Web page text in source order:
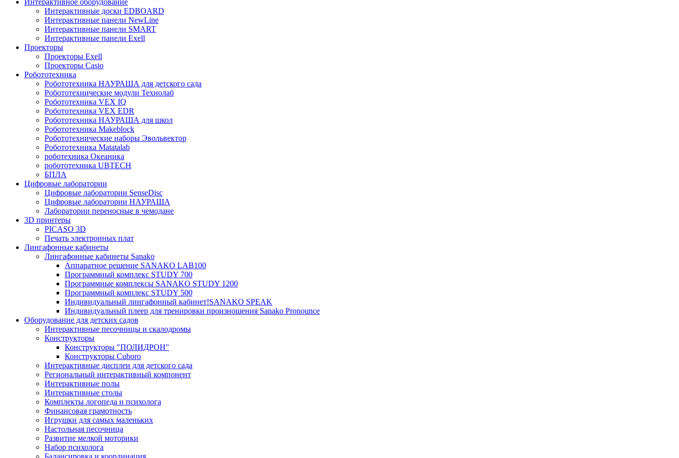
Интерактивное оборудование
Интерактивные доски EDBOARD
Интерактивные панели NewLine
Интерактивные панели SMART
Интерактивные панели Exell
Проекторы
Проекторы Exell
Проекторы Casio
Робототехника
Робототехника НАУРАША для детского сада
Робототехнические модули Технолаб
Робототехника VEX IQ
Робототехника VEX EDR
Робототехника НАУРАША для школ
Робототехника Makeblock
Робототехнические наборы Эвольвектор
Робототехника Matatalab
роботехника Океаника
робототехника UBTECH
БПЛА
Цифровые лаборатории
Цифровые лаборатории SenseDisc
Цифровые лаборатории НАУРАША
Лаборатории переносные в чемодане
3D принтеры
PICASO 3D
Печать электронных плат
Лингафонные кабинеты
Лингафонные кабинеты Sanako
Аппаратное решение SANAKO LAB100
Программный комплекс STUDY 700
Программные комплексы SANAKO STUDY 1200
Программный комплекс STUDY 500
Индивидуальный лингафонный кабинет!SANAKO SPEAK
Индивидуальный плеер для тренировки произношения Sanako Pronounce
Оборудование для детских садов
Интерактивные песочницы и скалодромы
Конструкторы
Конструкторы "ПОЛИДРОН"
Конструкторы Cuboro
Интерактивные дисплеи для детского сада
Региональный интерактивный компонент
Интерактивные полы
Интерактивные столы
Комплекты логопеда и психолога
Финансовая грамотность
Игрушки для самых маленьких
Настольная песочница
Развитие мелкой моторики
Набор психолога
Балансировка и координация